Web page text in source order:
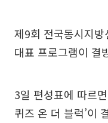
제9회 전국동시지
대표 프로그램이 결
3일 편성표에 따르
퀴즈 온 더 블럭’이